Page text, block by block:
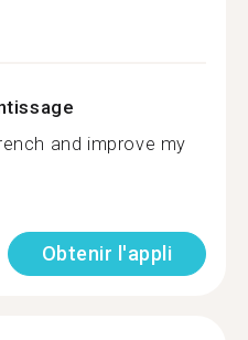
and improve my
Obtenir l'appli